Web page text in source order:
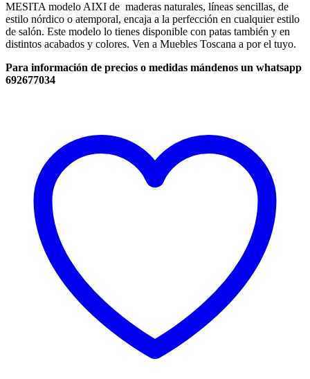
MESITA modelo AIXI de maderas naturales, líneas sencillas, de
estilo nórdico o atemporal, encaja a la perfección en cualquier estilo
de salón. Este modelo lo tienes disponible con patas también y en
distintos acabados y colores. Ven a Muebles Toscana a por el tuyo.
Para información de precios o medidas mándenos un whatsapp
692677034